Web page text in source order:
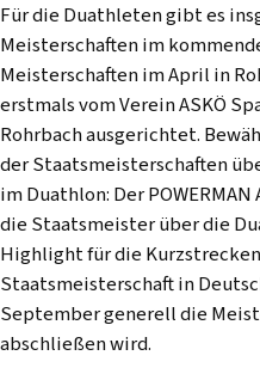
Für die Duathleten gibt es
Meisterschaften im
Meisterschaften im April in
erstmals vom Verein ASKÖ
Rohrbach ausgerichtet.
der Staatsmeisterschaften
im Duathlon: Der
die Staatsmeister über die
Highlight für die
Staatsmeisterschaft in
September generell die
abschließen wird.